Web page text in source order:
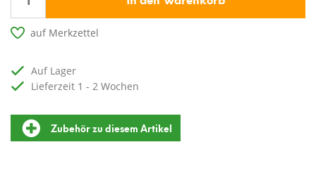
auf Merkzettel
auf Lager
Lieferzeit 1 - 2 Wochen
Zubehör zu diesem Artikel